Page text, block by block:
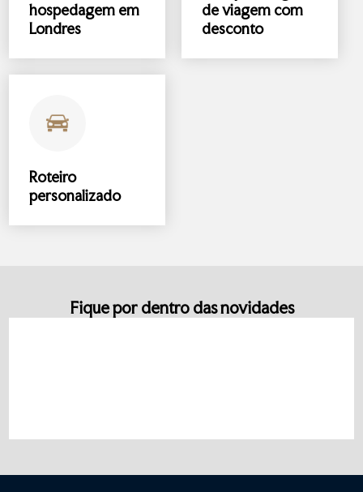
hospedagem em
Londres
de viagem com
desconto
Roteiro
personalizado
Fique por dentro das novidades